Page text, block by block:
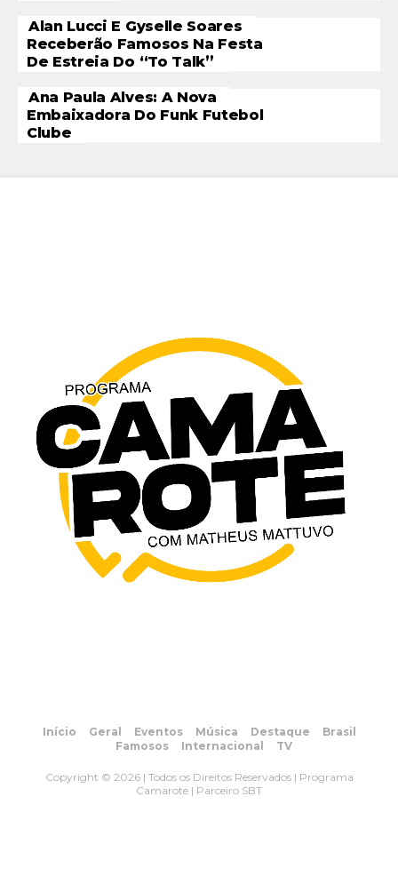
Alan Lucci E Gyselle Soares
Receberão Famosos Na Festa
De Estreia Do “To Talk”
Ana Paula Alves: A Nova
Embaixadora Do Funk Futebol
Clube
Início Geral Eventos Música Destaque
Brasil
Famosos
Internacional TV
Copyright © 2026 | Todos os Direitos Reservados | Programa
Camarote | Parceiro SBT